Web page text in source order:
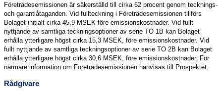
Företrädesemissionen är säkerställd till cirka 62 procent genom tecknings-
och garantiåtaganden. Vid fullteckning i Företrädesemissionen tillförs
Bolaget initialt cirka 45,9 MSEK före emissionskostnader. Vid fullt
nyttjande av samtliga teckningsoptioner av serie TO 1B kan Bolaget
erhålla ytterligare högst cirka 15,3 MSEK, före emissionskostnader. Vid
fullt nyttjande av samtliga teckningsoptioner av serie TO 2B kan Bolaget
erhålla ytterligare högst cirka 30,6 MSEK, före emissionskostnader. För
närmare information om Företrädesemissionen hänvisas till Prospektet.
Rådgivare